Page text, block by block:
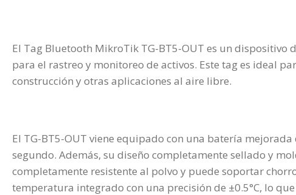
El Tag Bluetooth MikroTik TG-BT5-OUT es un
para el rastreo y monitoreo de activos. Este tag es ideal
construcción y otras aplicaciones al aire libre.
El TG-BT5-OUT viene equipado con una batería
segundo. Además, su diseño completamente sellado y
completamente resistente al polvo y puede soportar
temperatura integrado con una precisión de ±0.5°C, lo